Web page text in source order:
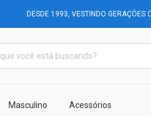
DESDE 1993, VESTINDO GERAÇÕES
Masculino Acessórios